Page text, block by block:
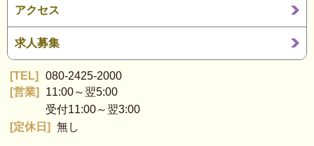
アクセス
求人募集
TEL
080-2425-2000
営業
11:00～翌5:00
受付11:00～翌3:00
定休日
無し